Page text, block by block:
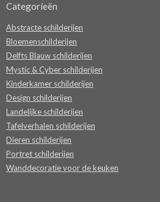
Categorieën
Abstracte schilderijen
Bloemenschilderijen
Delfts Blauw schilderijen
Mystic & Cyber schilderijen
Kinderkamer schilderijen
Design schilderijen
Landelijke schilderijen
Tafelverhalen schilderijen
Dieren schilderijen
Portret schilderijen
Wanddecoratie voor de keuken